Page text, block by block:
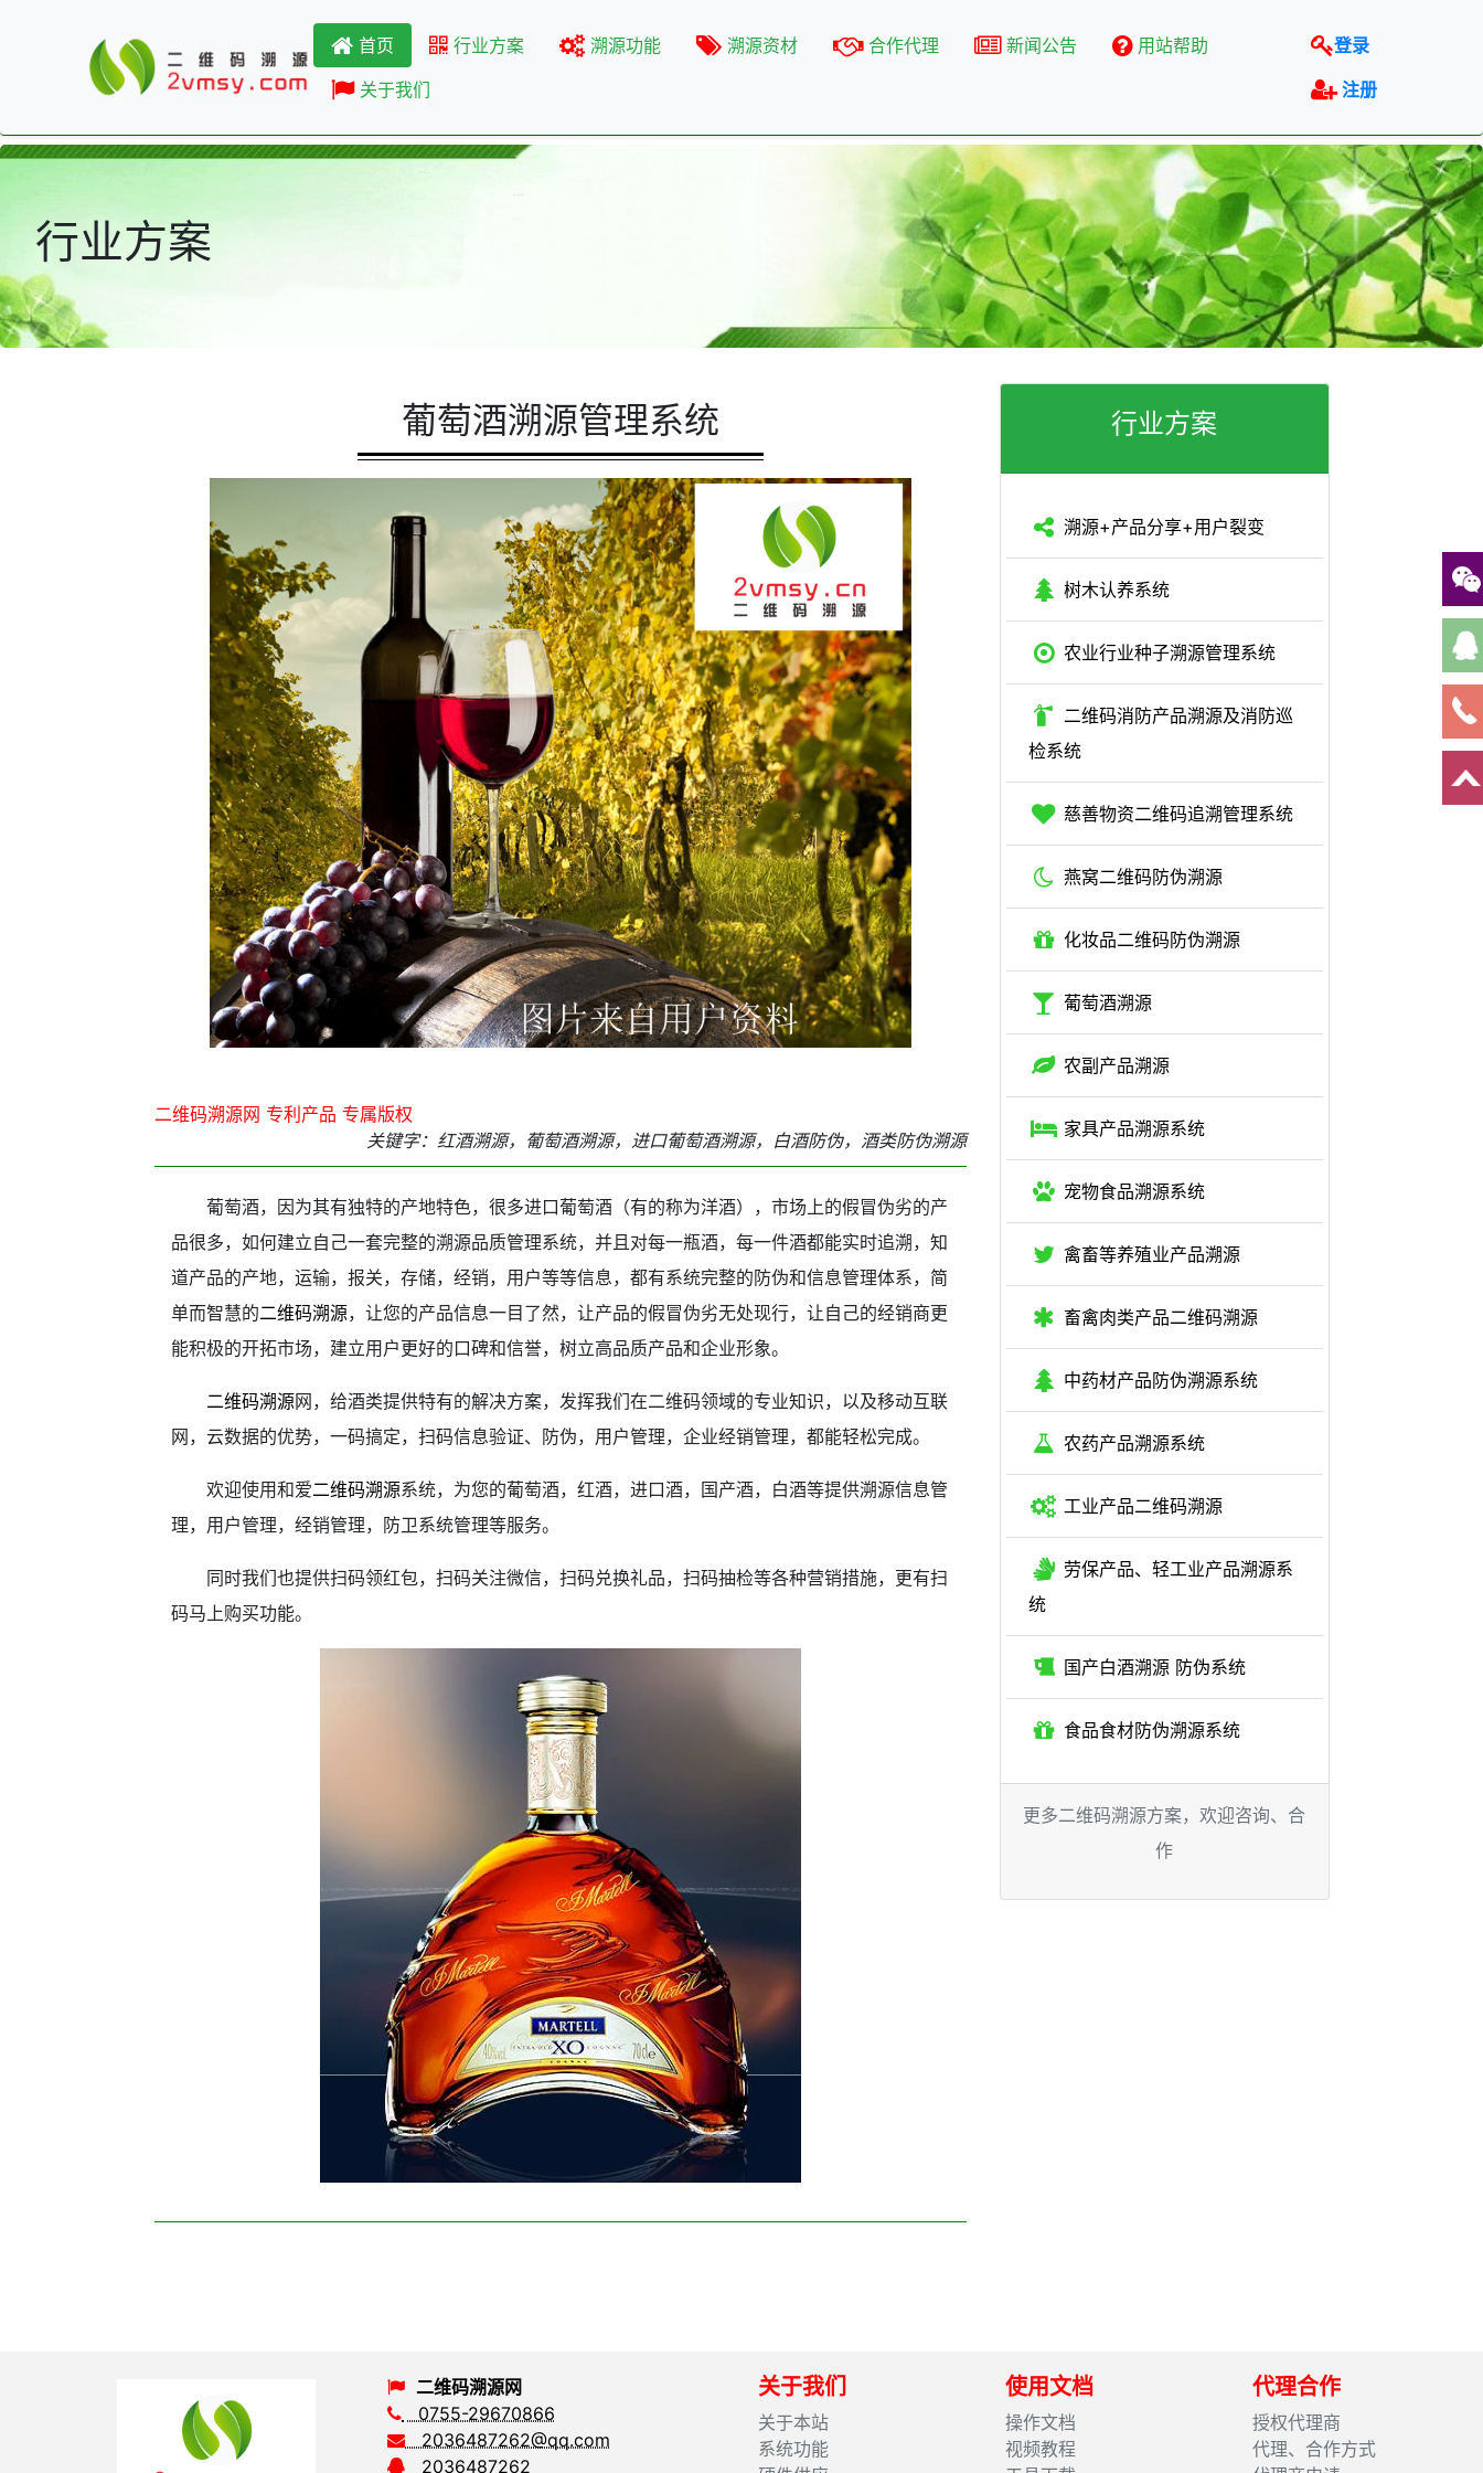
首页 行业方案 溯源功能 溯源资材 合作代理 新闻公告
用站帮助
关于我们
登录
注册
行业方案
葡萄酒溯源管理系统
二维码溯源网 专利产品 专属版权
关键字：红酒溯源，葡萄酒溯源，进口葡萄酒溯源，白酒防伪，酒类防伪溯源
葡萄酒，因为其有独特的产地特色，很多进口葡萄酒（有的称为洋酒），市场上的假冒伪劣的产
品很多，如何建立自己一套完整的溯源品质管理系统，并且对每一瓶酒，每一件酒都能实时追溯，知
道产品的产地，运输，报关，存储，经销，用户等等信息，都有系统完整的防伪和信息管理体系，简
单而智慧的二维码溯源，让您的产品信息一目了然，让产品的假冒伪劣无处现行，让自己的经销商更
能积极的开拓市场，建立用户更好的口碑和信誉，树立高品质产品和企业形象。
二维码溯源网，给酒类提供特有的解决方案，发挥我们在二维码领域的专业知识，以及移动互联
网，云数据的优势，一码搞定，扫码信息验证、防伪，用户管理，企业经销管理，都能轻松完成。
欢迎使用和爱二维码溯源系统，为您的葡萄酒，红酒，进口酒，国产酒，白酒等提供溯源信息管
理，用户管理，经销管理，防卫系统管理等服务。
同时我们也提供扫码领红包，扫码关注微信，扫码兑换礼品，扫码抽检等各种营销措施，更有扫
码马上购买功能。
行业方案
溯源+产品分享+用户裂变
树木认养系统
农业行业种子溯源管理系统
二维码消防产品溯源及消防巡
检系统
慈善物资二维码追溯管理系统
燕窝二维码防伪溯源
化妆品二维码防伪溯源
葡萄酒溯源
农副产品溯源
家具产品溯源系统
宠物食品溯源系统
禽畜等养殖业产品溯源
畜禽肉类产品二维码溯源
中药材产品防伪溯源系统
农药产品溯源系统
工业产品二维码溯源
劳保产品、轻工业产品溯源系
统
国产白酒溯源 防伪系统
食品食材防伪溯源系统
更多二维码溯源方案，欢迎咨询、合
作
二维码溯源网
0755-29670866
2036487262@qq.com
2036487262
关于我们
关于本站
系统功能
使用文档
操作文档
视频教程
代理合作
授权代理商
代理、合作方式